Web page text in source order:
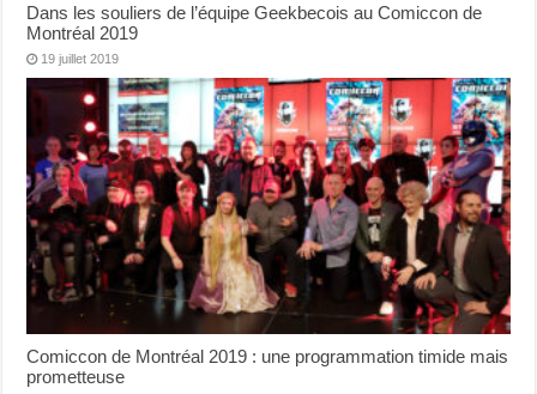
Dans les souliers de l’équipe Geekbecois au Comiccon de
Montréal 2019
19 juillet 2019
Comiccon de Montréal 2019 : une programmation timide mais
prometteuse